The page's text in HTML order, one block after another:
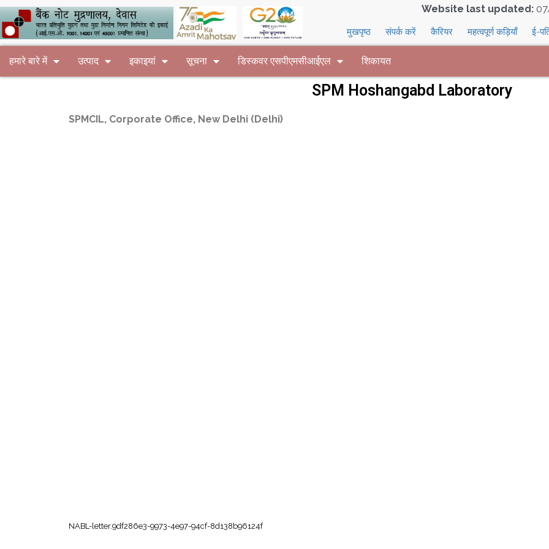
Website last updated:
मुखपृष्ठ संपर्क करें कैरियर महत्वपूर्ण कड़ियाँ ई-
हमारे बारे में उत्पाद इकाइयां सूचना डिस्कवर एसपीएमसीआईएल शिकायत
SPM Hoshangabd Laboratory
SPMCIL, Corporate Office, New Delhi (Delhi)
NABL-letter.9df286e3-9973-4e97-94cf-8d138b96124f